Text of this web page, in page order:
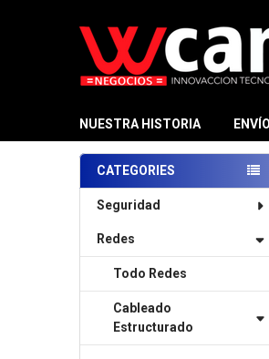
NUESTRA HISTORIA
Sidebar
CATEGORIES
Seguridad
Redes
Todo Redes
Cableado
Estructurado